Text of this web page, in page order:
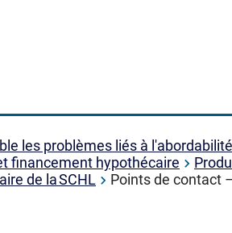
les problèmes liés à
financement hypothécaire
de la SCHL
Points de contact